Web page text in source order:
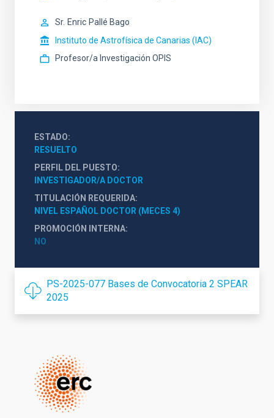
Sr. Enric Pallé Bago
Instituto de Astrofísica de Canarias (IAC)
Profesor/a Investigación OPIS
ESTADO
RESUELTO
PERFIL DEL PUESTO
INVESTIGADOR/A DOCTOR
TITULACIÓN REQUERIDA
NIVEL ESPAÑOL DOCTOR (MECES 4)
PROMOCIÓN INTERNA
NO
PS-2025-077 Bases de Convocatoria 2 SPEAR
2025